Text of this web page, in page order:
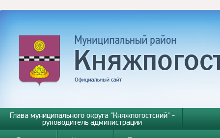
Глава муниципального округа "Княжпогостский" -
руководитель администрации